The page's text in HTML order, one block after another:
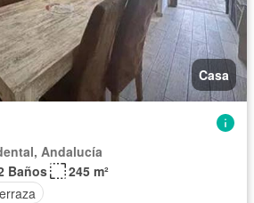
Casa
Andalucía
Baños
245 m²